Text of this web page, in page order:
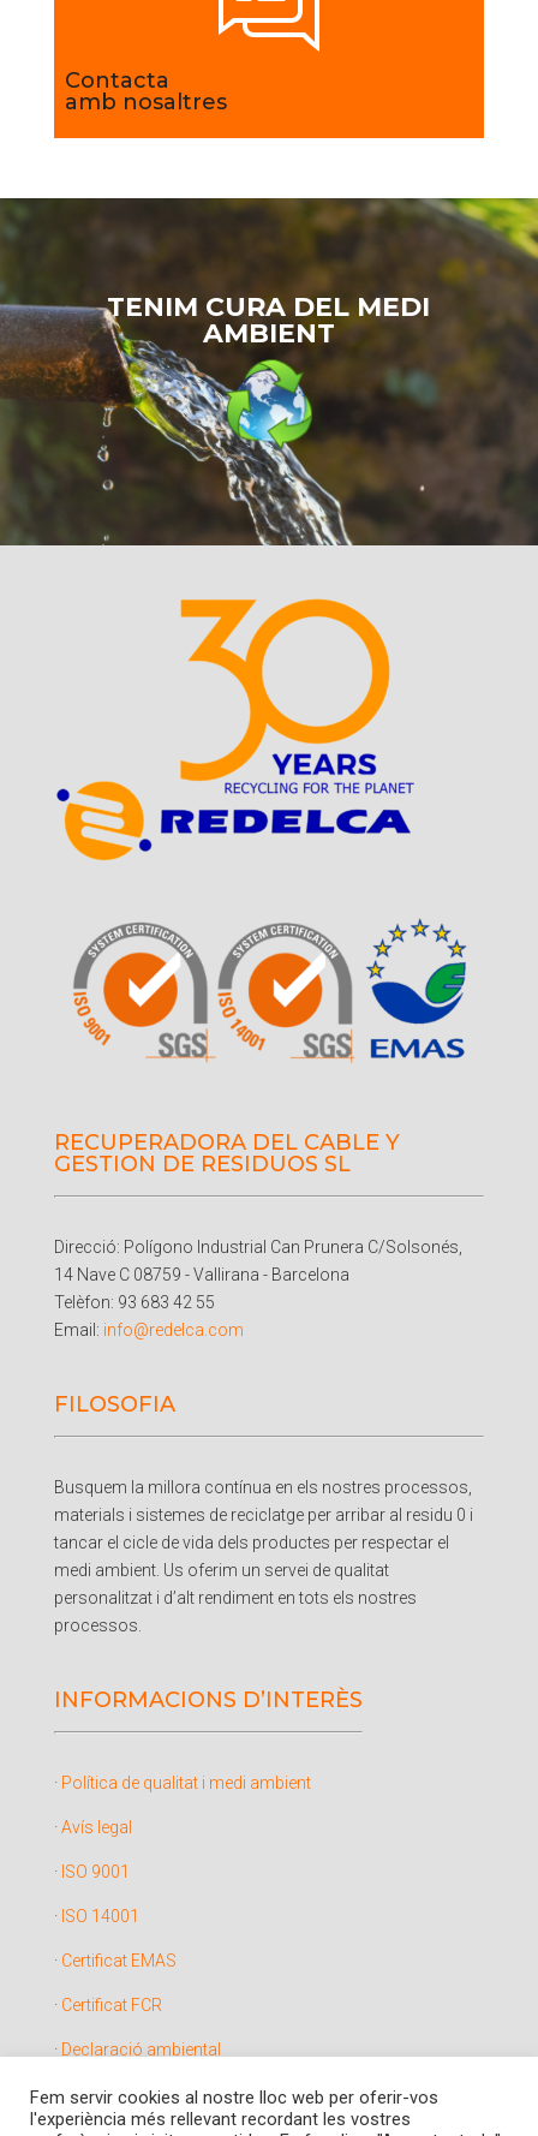
Contacta
amb nosaltres
TENIM CURA DEL MEDI
AMBIENT
RECUPERADORA DEL CABLE Y
GESTION DE RESIDUOS SL
Direcció: Polígono Industrial Can Prunera C/Solsonés,
14 Nave C 08759 - Vallirana - Barcelona
Telèfon: 93 683 42 55
Email: info@redelca.com
FILOSOFIA
Busquem la millora contínua en els nostres processos,
materials i sistemes de reciclatge per arribar al residu 0 i
tancar el cicle de vida dels productes per respectar el
medi ambient. Us oferim un servei de qualitat
personalitzat i d’alt rendiment en tots els nostres
processos.
INFORMACIONS D’INTERÈS
· Política de qualitat i medi ambient
· Avís legal
· ISO 9001
· ISO 14001
· Certificat EMAS
· Certificat FCR
· Declaració ambiental
·Política de cookies
Fem servir cookies al nostre lloc web per oferir-vos
l'experiència més rellevant recordant les vostres